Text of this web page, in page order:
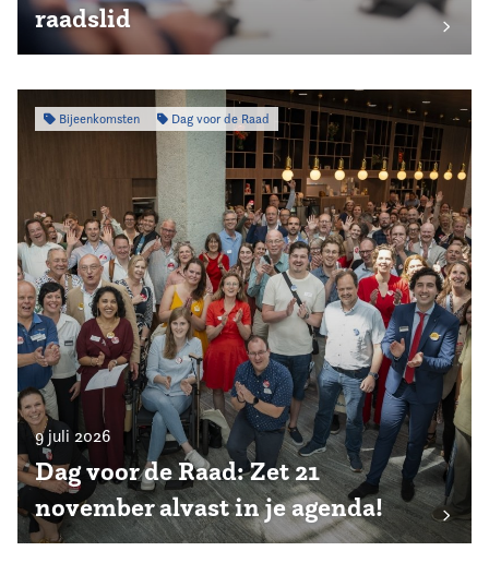
raadslid
Bijeenkomsten Dag voor de Raad
9 juli 2026
Dag voor de Raad: Zet 21
november alvast in je agenda!